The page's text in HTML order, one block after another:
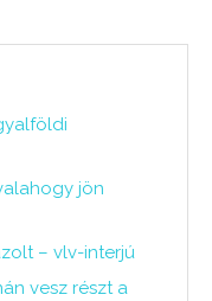
jön
– vlv-interjú
vesz részt a